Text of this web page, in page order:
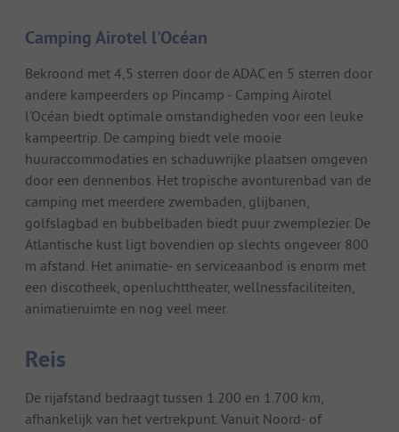
Camping Airotel l'Océan
Bekroond met 4,5 sterren door de ADAC en 5 sterren door
andere kampeerders op Pincamp - Camping Airotel
l'Océan biedt optimale omstandigheden voor een leuke
kampeertrip. De camping biedt vele mooie
huuraccommodaties en schaduwrijke plaatsen omgeven
door een dennenbos. Het tropische avonturenbad van de
camping met meerdere zwembaden, glijbanen,
golfslagbad en bubbelbaden biedt puur zwemplezier. De
Atlantische kust ligt bovendien op slechts ongeveer 800
m afstand. Het animatie- en serviceaanbod is enorm met
een discotheek, openluchttheater, wellnessfaciliteiten,
animatieruimte en nog veel meer.
Reis
De rijafstand bedraagt tussen 1.200 en 1.700 km,
afhankelijk van het vertrekpunt. Vanuit Noord- of